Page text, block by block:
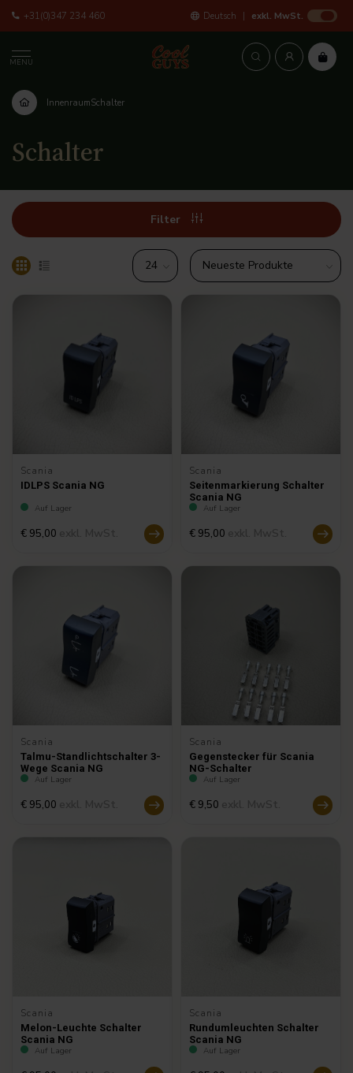
+31(0)347 234 460 Deutsch exkl. MwSt.
MENU
InnenraumSchalter
Schalter
Filter
Scania
IDLPS Scania NG
Auf Lager
€ 95,00
Scania
Seitenmarkierung Schalter
Scania NG
Auf Lager
€ 95,00
Scania
Talmu-Standlichtschalter 3-
Wege Scania NG
Auf Lager
€ 95,00
Scania
Gegenstecker für Scania
NG-Schalter
Auf Lager
€ 9,50
Scania
Melon-Leuchte Schalter
Scania NG
Auf Lager
Scania
Rundumleuchten Schalter
Scania NG
Auf Lager